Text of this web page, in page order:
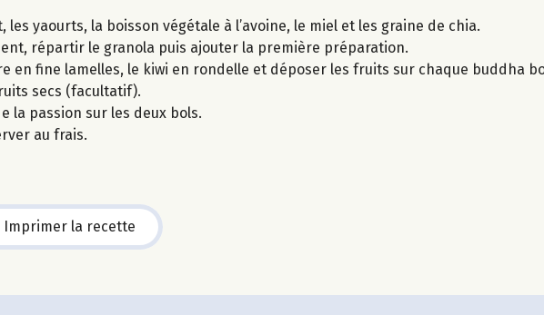
les yaourts, la boisson végétale à l’avoine, le miel et les graine de chia.
répartir le granola puis ajouter la première préparation.
en fine lamelles, le kiwi en rondelle et déposer les fruits sur chaque buddha
secs (facultatif).
la passion sur les deux bols.
au frais.
Imprimer la recette